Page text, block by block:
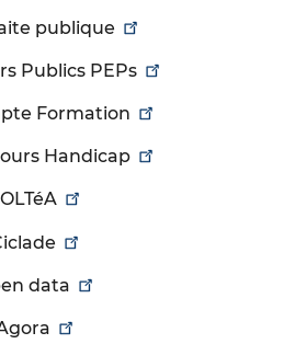
publique
Publics PEPs
Formation
Handicap
data